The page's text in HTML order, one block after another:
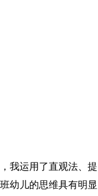
我运用了直观法、提
幼儿的思维具有明显